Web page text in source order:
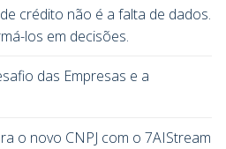
crédito não é a falta de dados.
los em decisões.
das Empresas e a
o novo CNPJ com o 7AIStream